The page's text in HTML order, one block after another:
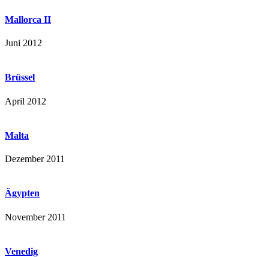
Mallorca II
Juni 2012
Brüssel
April 2012
Malta
Dezember 2011
Ägypten
November 2011
Venedig